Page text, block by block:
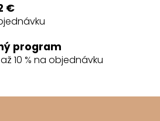
p
r
v
k
y
ý
€
program
10 % na objednávku